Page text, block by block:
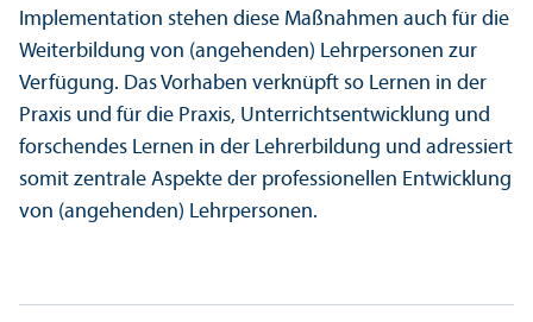
Implementation stehen diese Maßnahmen auch für die
Weiterbildung von (angehenden) Lehr­personen zur
Verfügung. Das Vorhaben verknüpft so Lernen in der
Praxis und für die Praxis, Unter­richts­entwicklung und
forschendes Lernen in der Lehr­erbildung und adressiert
somit zentrale Aspekte der professionellen Entwicklung
von (angehenden) Lehr­personen.